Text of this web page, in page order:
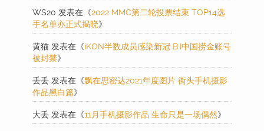
WS20 发表在《2022 MMC第二轮投票结束 TOP14选
手名单亦正式揭晓》
黄猫 发表在《iKON半数成员感染新冠 B.I中国捞金账号
被封禁》
丢丢 发表在《飘在思密达2021年度图片 街头手机摄影
作品黑白篇》
大丢 发表在《11月手机摄影作品 生命只是一场偶然》